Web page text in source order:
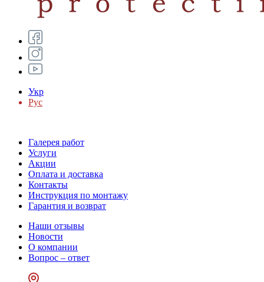
Укр
Рус
Галерея работ
Услуги
Акции
Оплата и доставка
Контакты
Инструкция по монтажу
Гарантия и возврат
Наши отзывы
Новости
О компании
Вопрос – ответ